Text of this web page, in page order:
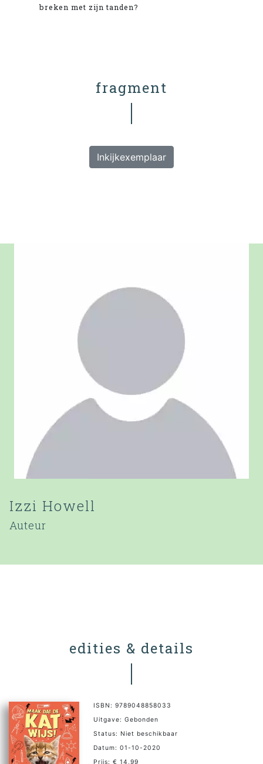
breken met zijn tanden?
fragment
Inkijkexemplaar
Izzi Howell
Auteur
edities & details
ISBN: 9789048858033
Uitgave: Gebonden
Status: Niet beschikbaar
Datum: 01-10-2020
Prijs: € 14,99